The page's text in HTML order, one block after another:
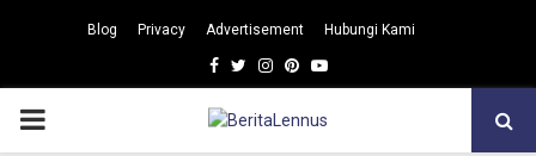
Blog Privacy Advertisement Hubungi Kami
Facebook
TwitterInstagram
Pinterest
Youtube
PRIMARY